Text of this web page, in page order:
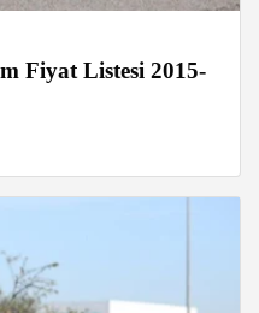
Fiyat Listesi 2015-